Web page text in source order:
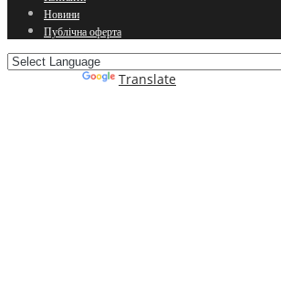
Новини
Публічна оферта
Translate